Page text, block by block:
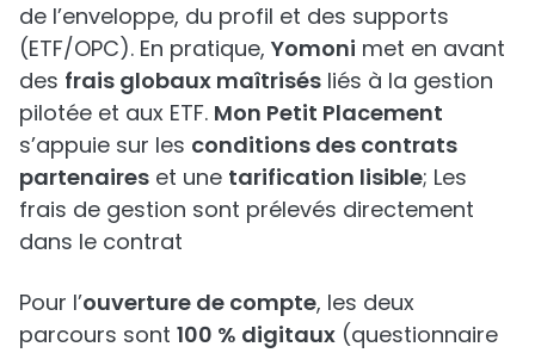
de l’enveloppe, du profil et des supports
(ETF/OPC). En pratique, Yomoni met en avant
des frais globaux maîtrisés liés à la gestion
pilotée et aux ETF. Mon Petit Placement
s’appuie sur les conditions des contrats
partenaires et une tarification lisible; Les
frais de gestion sont prélevés directement
dans le contrat
Pour l’ouverture de compte, les deux
parcours sont 100 % digitaux (questionnaire